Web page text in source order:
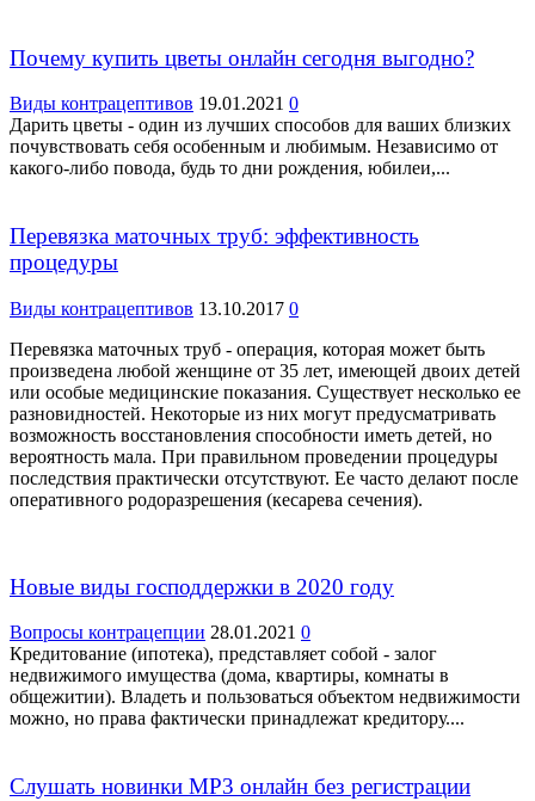
Почему купить цветы онлайн сегодня выгодно?
Виды контрацептивов 19.01.2021 0
Дарить цветы - один из лучших способов для ваших близких
почувствовать себя особенным и любимым. Независимо от
какого-либо повода, будь то дни рождения, юбилеи,...
Перевязка маточных труб: эффективность
процедуры
Виды контрацептивов 13.10.2017 0
Перевязка маточных труб - операция, которая может быть
произведена любой женщине от 35 лет, имеющей двоих детей
или особые медицинские показания. Существует несколько ее
разновидностей. Некоторые из них могут предусматривать
возможность восстановления способности иметь детей, но
вероятность мала. При правильном проведении процедуры
последствия практически отсутствуют. Ее часто делают после
оперативного родоразрешения (кесарева сечения).
Новые виды господдержки в 2020 году
Вопросы контрацепции 28.01.2021 0
Кредитование (ипотека), представляет собой - залог
недвижимого имущества (дома, квартиры, комнаты в
общежитии). Владеть и пользоваться объектом недвижимости
можно, но права фактически принадлежат кредитору....
Слушать новинки МР3 онлайн без регистрации